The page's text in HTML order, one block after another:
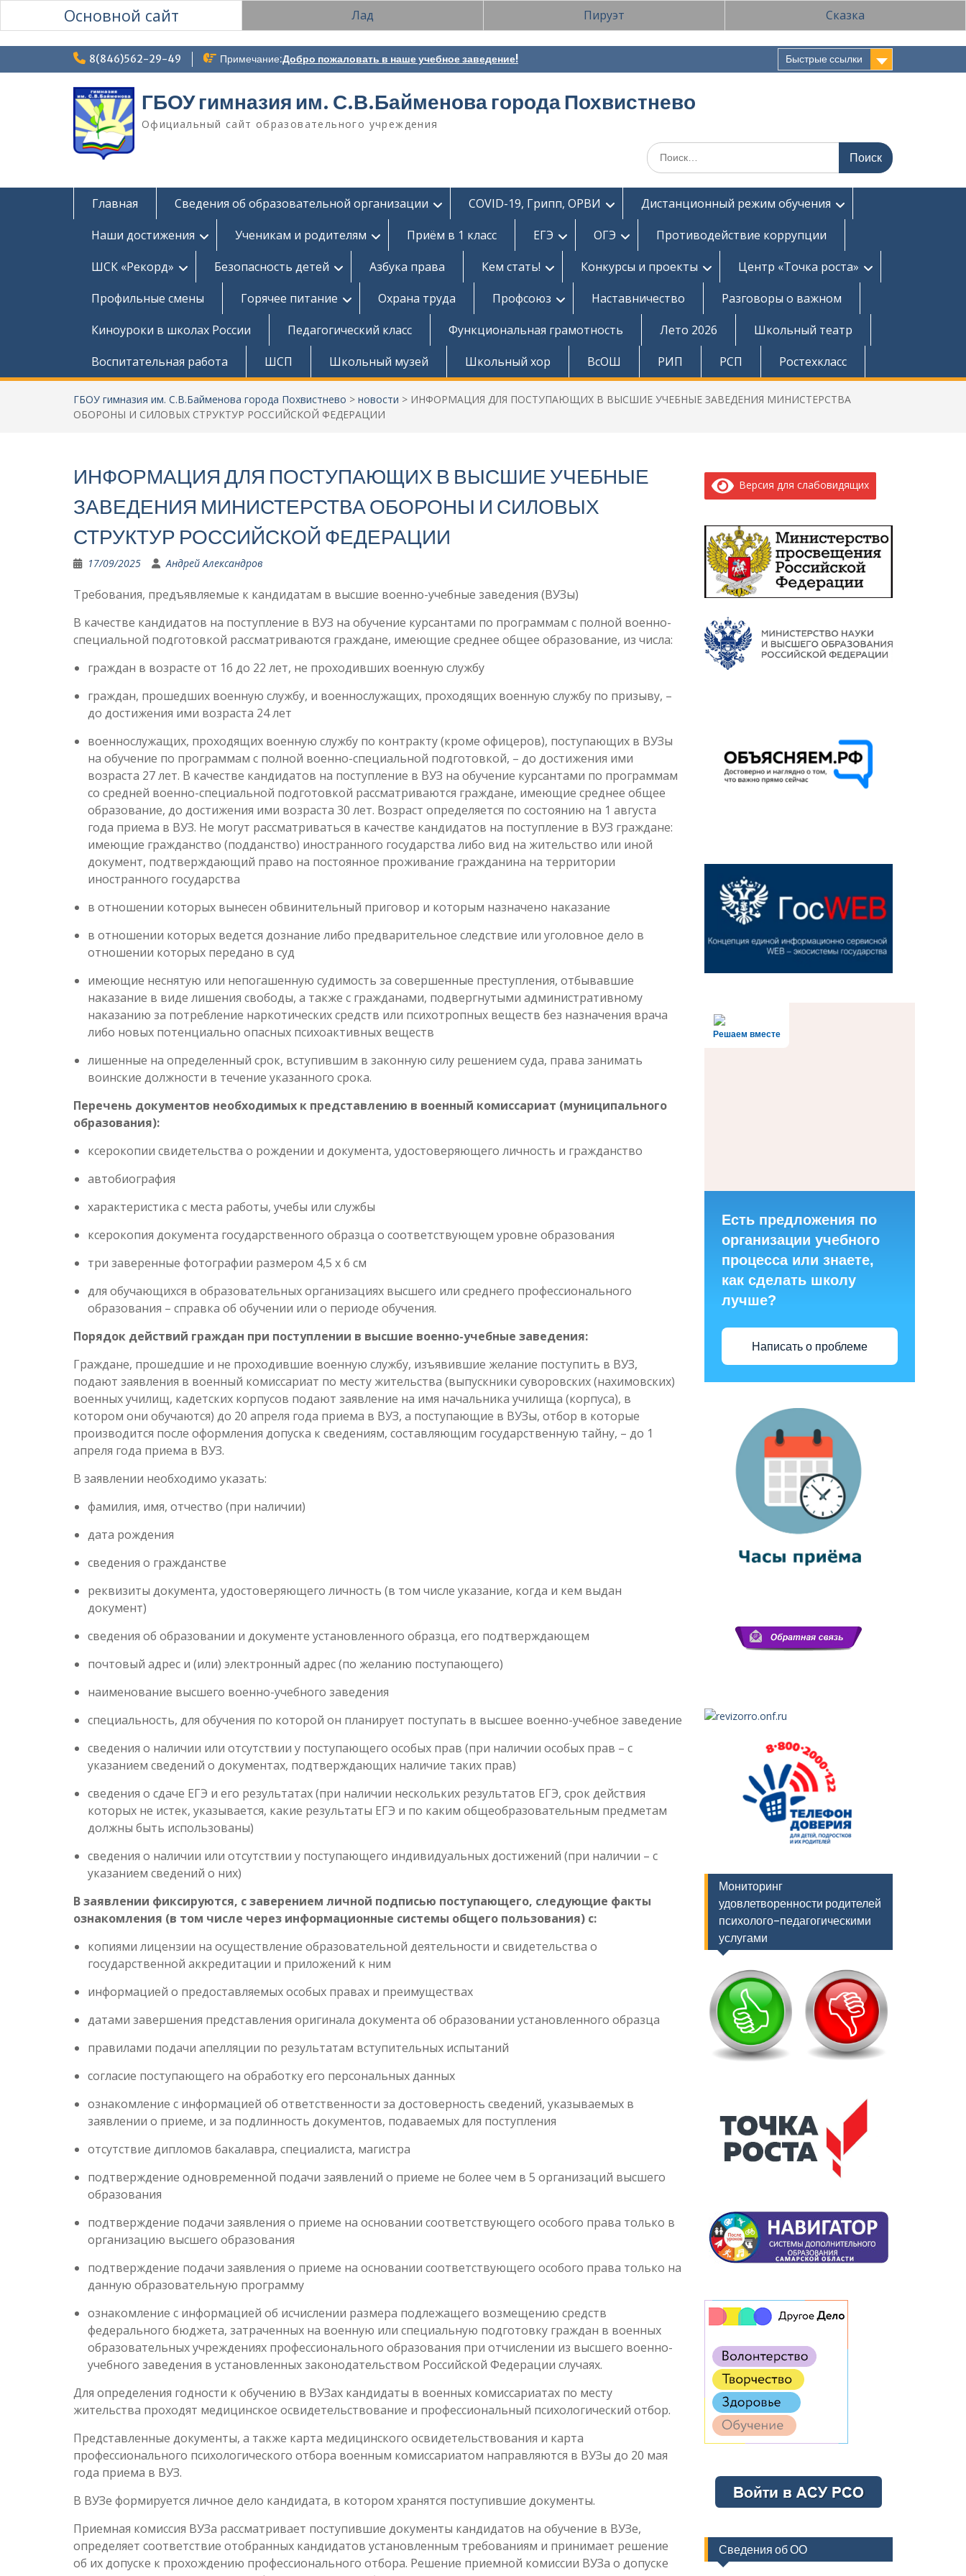
Основной сайт Лад Пируэт Сказка
8(846)562-29-49 Примечание:Добро пожаловать в наше учебное заведение! Быстрые ссылки
ГБОУ гимназия им. С.В.Байменова города Похвистнево
Официальный сайт образовательного учреждения
Поиск
по:
Главная Сведения об образовательной организации COVID-19, Грипп, ОРВИ
Дистанционный режим обучения
Наши достижения
Ученикам и родителям Приём в 1 класс ЕГЭ ОГЭ
Противодействие коррупции
ШСК «Рекорд»
Безопасность детей Азбука права Кем стать! Конкурсы и проекты
Центр «Точка роста»
Профильные смены
Горячее питание Охрана труда Профсоюз Наставничество
Разговоры о важном
Киноуроки в школах России
Педагогический класс Функциональная грамотность Лето 2026
Школьный театр
Воспитательная работа
ШСП Школьный музей Школьный хор ВсОШ РИП РСП Ростехкласс
ГБОУ гимназия им. С.В.Байменова города Похвистнево > новости > ИНФОРМАЦИЯ ДЛЯ ПОСТУПАЮЩИХ В ВЫСШИЕ УЧЕБНЫЕ ЗАВЕДЕНИЯ МИНИСТЕРСТВА
ОБОРОНЫ И СИЛОВЫХ СТРУКТУР РОССИЙСКОЙ ФЕДЕРАЦИИ
ИНФОРМАЦИЯ ДЛЯ ПОСТУПАЮЩИХ В ВЫСШИЕ УЧЕБНЫЕ
ЗАВЕДЕНИЯ МИНИСТЕРСТВА ОБОРОНЫ И СИЛОВЫХ
СТРУКТУР РОССИЙСКОЙ ФЕДЕРАЦИИ
17/09/2025 Андрей Александров
Требования, предъявляемые к кандидатам в высшие военно-учебные заведения (ВУЗы)
В качестве кандидатов на поступление в ВУЗ на обучение курсантами по программам с полной военно-
специальной подготовкой рассматриваются граждане, имеющие среднее общее образование, из числа:
граждан в возрасте от 16 до 22 лет, не проходивших военную службу
граждан, прошедших военную службу, и военнослужащих, проходящих военную службу по призыву, –
до достижения ими возраста 24 лет
военнослужащих, проходящих военную службу по контракту (кроме офицеров), поступающих в ВУЗы
на обучение по программам с полной военно-специальной подготовкой, – до достижения ими
возраста 27 лет. В качестве кандидатов на поступление в ВУЗ на обучение курсантами по программам
со средней военно-специальной подготовкой рассматриваются граждане, имеющие среднее общее
образование, до достижения ими возраста 30 лет. Возраст определяется по состоянию на 1 августа
года приема в ВУЗ. Не могут рассматриваться в качестве кандидатов на поступление в ВУЗ граждане:
имеющие гражданство (подданство) иностранного государства либо вид на жительство или иной
документ, подтверждающий право на постоянное проживание гражданина на территории
иностранного государства
в отношении которых вынесен обвинительный приговор и которым назначено наказание
в отношении которых ведется дознание либо предварительное следствие или уголовное дело в
отношении которых передано в суд
имеющие неснятую или непогашенную судимость за совершенные преступления, отбывавшие
наказание в виде лишения свободы, а также с гражданами, подвергнутыми административному
наказанию за потребление наркотических средств или психотропных веществ без назначения врача
либо новых потенциально опасных психоактивных веществ
лишенные на определенный срок, вступившим в законную силу решением суда, права занимать
воинские должности в течение указанного срока.
Перечень документов необходимых к представлению в военный комиссариат (муниципального
образования):
ксерокопии свидетельства о рождении и документа, удостоверяющего личность и гражданство
автобиография
характеристика с места работы, учебы или службы
ксерокопия документа государственного образца о соответствующем уровне образования
три заверенные фотографии размером 4,5 x 6 см
для обучающихся в образовательных организациях высшего или среднего профессионального
образования – справка об обучении или о периоде обучения.
Порядок действий граждан при поступлении в высшие военно-учебные заведения:
Граждане, прошедшие и не проходившие военную службу, изъявившие желание поступить в ВУЗ,
подают заявления в военный комиссариат по месту жительства (выпускники суворовских (нахимовских)
военных училищ, кадетских корпусов подают заявление на имя начальника училища (корпуса), в
котором они обучаются) до 20 апреля года приема в ВУЗ, а поступающие в ВУЗы, отбор в которые
производится после оформления допуска к сведениям, составляющим государственную тайну, – до 1
апреля года приема в ВУЗ.
В заявлении необходимо указать:
фамилия, имя, отчество (при наличии)
дата рождения
сведения о гражданстве
реквизиты документа, удостоверяющего личность (в том числе указание, когда и кем выдан
документ)
сведения об образовании и документе установленного образца, его подтверждающем
почтовый адрес и (или) электронный адрес (по желанию поступающего)
наименование высшего военно-учебного заведения
специальность, для обучения по которой он планирует поступать в высшее военно-учебное заведение
сведения о наличии или отсутствии у поступающего особых прав (при наличии особых прав – с
указанием сведений о документах, подтверждающих наличие таких прав)
сведения о сдаче ЕГЭ и его результатах (при наличии нескольких результатов ЕГЭ, срок действия
которых не истек, указывается, какие результаты ЕГЭ и по каким общеобразовательным предметам
должны быть использованы)
сведения о наличии или отсутствии у поступающего индивидуальных достижений (при наличии – с
указанием сведений о них)
В заявлении фиксируются, с заверением личной подписью поступающего, следующие факты
ознакомления (в том числе через информационные системы общего пользования) с:
копиями лицензии на осуществление образовательной деятельности и свидетельства о
государственной аккредитации и приложений к ним
информацией о предоставляемых особых правах и преимуществах
датами завершения представления оригинала документа об образовании установленного образца
правилами подачи апелляции по результатам вступительных испытаний
согласие поступающего на обработку его персональных данных
ознакомление с информацией об ответственности за достоверность сведений, указываемых в
заявлении о приеме, и за подлинность документов, подаваемых для поступления
отсутствие дипломов бакалавра, специалиста, магистра
подтверждение одновременной подачи заявлений о приеме не более чем в 5 организаций высшего
образования
подтверждение подачи заявления о приеме на основании соответствующего особого права только в
организацию высшего образования
подтверждение подачи заявления о приеме на основании соответствующего особого права только на
данную образовательную программу
ознакомление с информацией об исчислении размера подлежащего возмещению средств
федерального бюджета, затраченных на военную или специальную подготовку граждан в военных
образовательных учреждениях профессионального образования при отчислении из высшего военно-
учебного заведения в установленных законодательством Российской Федерации случаях.
Для определения годности к обучению в ВУЗах кандидаты в военных комиссариатах по месту
жительства проходят медицинское освидетельствование и профессиональный психологический отбор.
Представленные документы, а также карта медицинского освидетельствования и карта
профессионального психологического отбора военным комиссариатом направляются в ВУЗы до 20 мая
года приема в ВУЗ.
В ВУЗе формируется личное дело кандидата, в котором хранятся поступившие документы.
Приемная комиссия ВУЗа рассматривает поступившие документы кандидатов на обучение в ВУЗе,
определяет соответствие отобранных кандидатов установленным требованиям и принимает решение
об их допуске к прохождению профессионального отбора. Решение приемной комиссии ВУЗа о допуске
Версия для слабовидящих
Решаем вместе
Есть предложения по
организации учебного
процесса или знаете,
как сделать школу
лучше?
Написать о проблеме
Мониторинг
удовлетворенности родителей
психолого-педагогическими
услугами
Сведения об ОО